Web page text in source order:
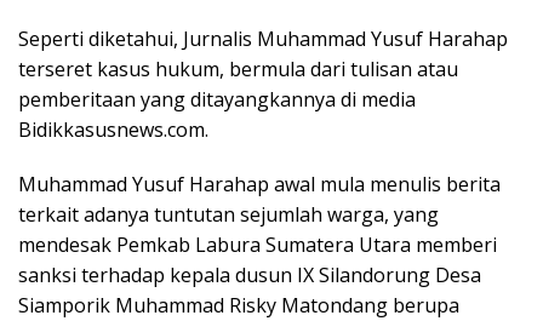
Seperti diketahui, Jurnalis Muhammad Yusuf Harahap
terseret kasus hukum, bermula dari tulisan atau
pemberitaan yang ditayangkannya di media
Bidikkasusnews.com.
Muhammad Yusuf Harahap awal mula menulis berita
terkait adanya tuntutan sejumlah warga, yang
mendesak Pemkab Labura Sumatera Utara memberi
sanksi terhadap kepala dusun IX Silandorung Desa
Siamporik Muhammad Risky Matondang berupa